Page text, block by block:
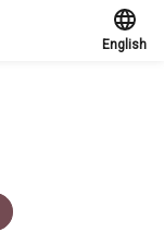
English